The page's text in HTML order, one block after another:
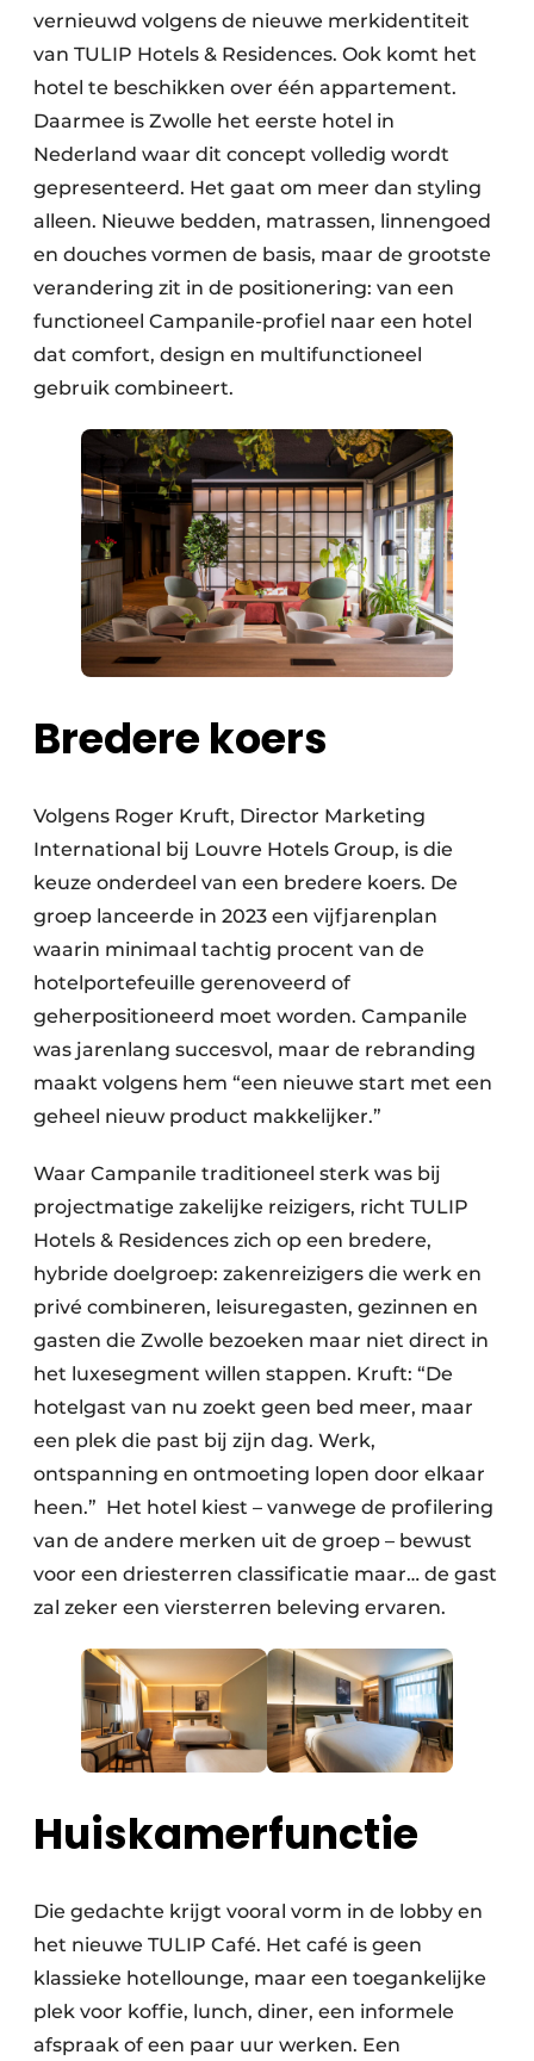
vernieuwd volgens de nieuwe merkidentiteit
van TULIP Hotels & Residences. Ook komt het
hotel te beschikken over één appartement.
Daarmee is Zwolle het eerste hotel in
Nederland waar dit concept volledig wordt
gepresenteerd. Het gaat om meer dan styling
alleen. Nieuwe bedden, matrassen, linnengoed
en douches vormen de basis, maar de grootste
verandering zit in de positionering: van een
functioneel Campanile-profiel naar een hotel
dat comfort, design en multifunctioneel
gebruik combineert.
Bredere koers
Volgens Roger Kruft, Director Marketing
International bij Louvre Hotels Group, is die
keuze onderdeel van een bredere koers. De
groep lanceerde in 2023 een vijfjarenplan
waarin minimaal tachtig procent van de
hotelportefeuille gerenoveerd of
geherpositioneerd moet worden. Campanile
was jarenlang succesvol, maar de rebranding
maakt volgens hem “een nieuwe start met een
geheel nieuw product makkelijker.”
Waar Campanile traditioneel sterk was bij
projectmatige zakelijke reizigers, richt TULIP
Hotels & Residences zich op een bredere,
hybride doelgroep: zakenreizigers die werk en
privé combineren, leisuregasten, gezinnen en
gasten die Zwolle bezoeken maar niet direct in
het luxesegment willen stappen. Kruft: “De
hotelgast van nu zoekt geen bed meer, maar
een plek die past bij zijn dag. Werk,
ontspanning en ontmoeting lopen door elkaar
heen.” Het hotel kiest – vanwege de profilering
van de andere merken uit de groep – bewust
voor een driesterren classificatie maar… de gast
zal zeker een viersterren beleving ervaren.
Huiskamerfunctie
Die gedachte krijgt vooral vorm in de lobby en
het nieuwe TULIP Café. Het café is geen
klassieke hotellounge, maar een toegankelijke
plek voor koffie, lunch, diner, een informele
afspraak of een paar uur werken. Een